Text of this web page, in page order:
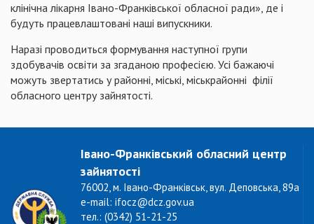
клінічна лікарня Івано-Франківської обласної ради», де і
будуть працевлаштовані наші випускники.
Наразі проводиться формування наступної групи
здобувачів освіти за згаданою професією. Усі бажаючі
можуть звертатись у районні, міські, міськрайонні філії
обласного центру зайнятості.
Івано-Франківський обласний центр
зайнятості
76002, м. Івано-Франківськ, вул. Деповська, 89а
e-mail: ifocz@dcz.gov.ua
тел.: (0342) 51-21-25